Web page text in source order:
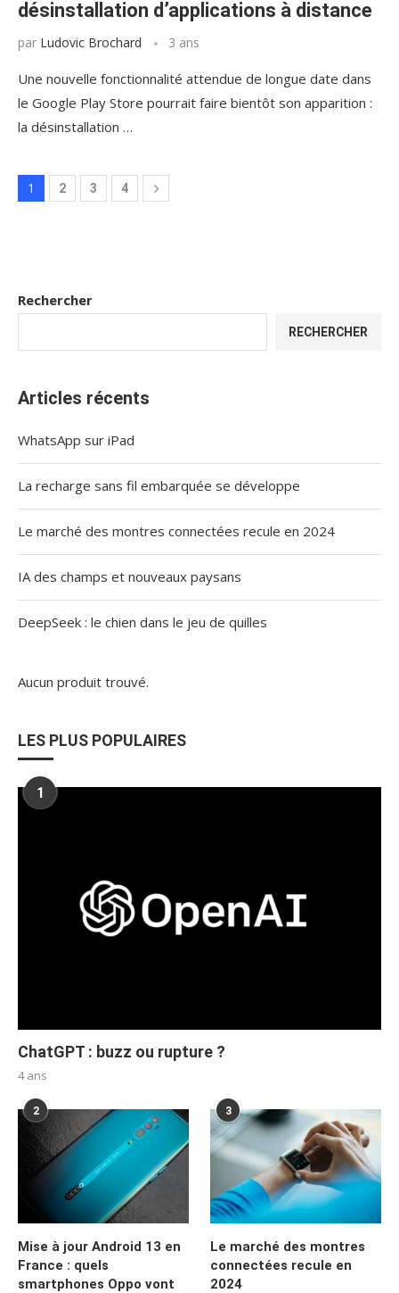
désinstallation d’applications à distance
par Ludovic Brochard 3 ans
Une nouvelle fonctionnalité attendue de longue date dans
le Google Play Store pourrait faire bientôt son apparition :
la désinstallation …
1 2 3 4
Rechercher
RECHERCHER
Articles récents
WhatsApp sur iPad
La recharge sans fil embarquée se développe
Le marché des montres connectées recule en 2024
IA des champs et nouveaux paysans
DeepSeek : le chien dans le jeu de quilles
Aucun produit trouvé.
LES PLUS POPULAIRES
1
ChatGPT : buzz ou rupture ?
4 ans
2
Mise à jour Android 13 en
France : quels
smartphones Oppo vont
3
Le marché des montres
connectées recule en
2024